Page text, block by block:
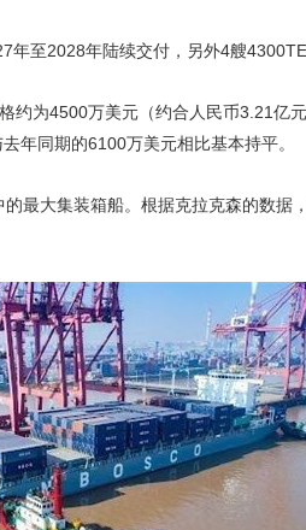
至2028年陆续交付，另外4艘
约为4500万美元（约合人民币3.21亿
年同期的6100万美元相比基本持平。
最大集装箱船。根据克拉克森的数据